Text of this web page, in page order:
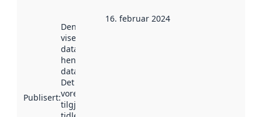
Publisert:
Denne datoen
viser når
datasettet vart
henta inn av
data.norge.no.
Det kan ha
vore
tilgjengeleg
16. februar 2024